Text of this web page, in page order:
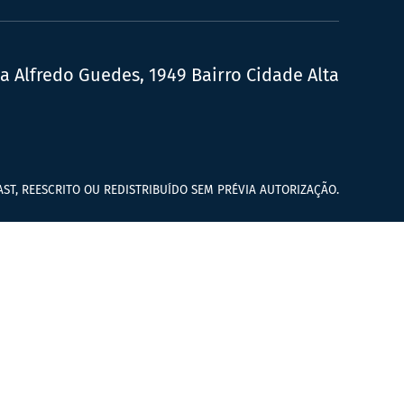
Alfredo Guedes, 1949 Bairro Cidade Alta
REESCRITO OU REDISTRIBUÍDO SEM PRÉVIA AUTORIZAÇÃO.